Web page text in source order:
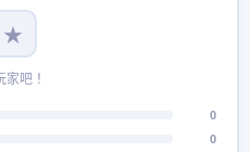
★
吧！
0
0